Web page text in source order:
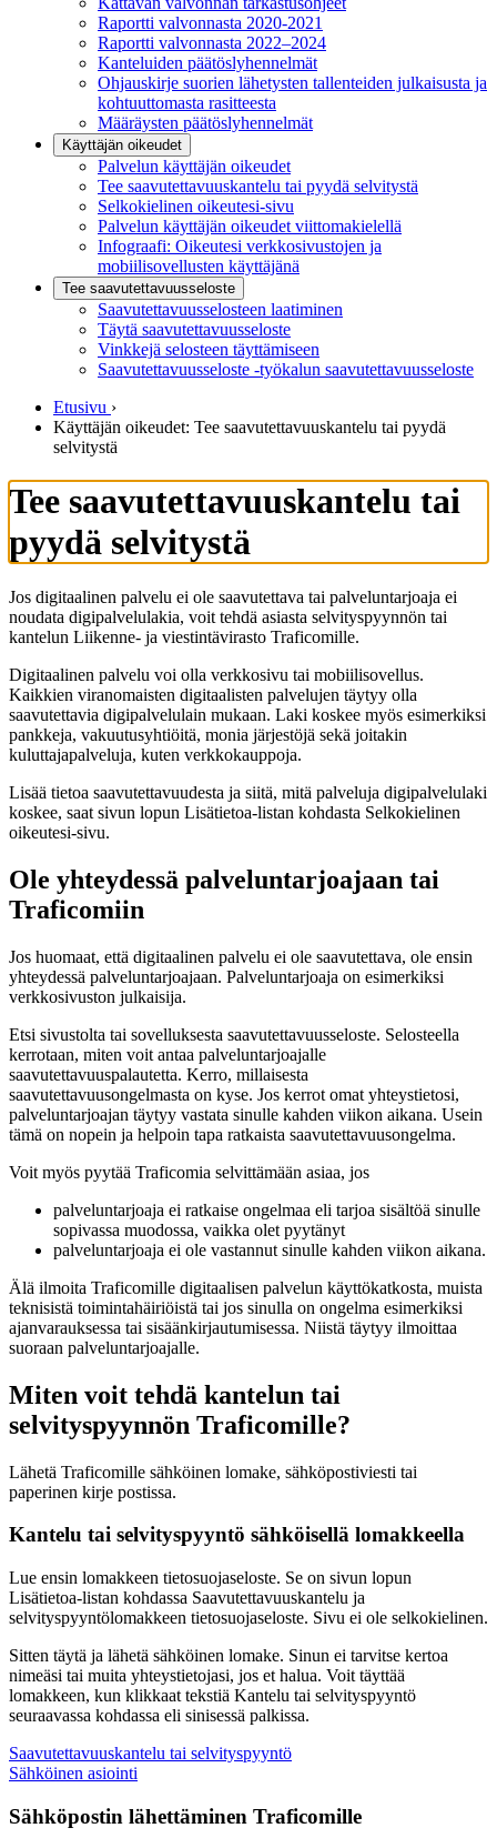
Raportti valvonnasta 2020-2021
Raportti valvonnasta 2022–2024
Kanteluiden päätöslyhennelmät
Ohjauskirje suorien lähetysten tallenteiden julkaisusta ja
kohtuuttomasta rasitteesta
Määräysten päätöslyhennelmät
Käyttäjän oikeudet
Palvelun käyttäjän oikeudet
Tee saavutettavuuskantelu tai pyydä selvitystä
Selkokielinen oikeutesi-sivu
Palvelun käyttäjän oikeudet viittomakielellä
Infograafi: Oikeutesi verkkosivustojen ja
mobiilisovellusten käyttäjänä
Tee saavutettavuusseloste
Saavutettavuus­selosteen laatiminen
Täytä saavutettavuusseloste
Vinkkejä selosteen täyttämiseen
Saavutettavuusseloste -työkalun saavutettavuusseloste
Etusivu ›
Käyttäjän oikeudet: Tee saavutettavuuskantelu tai pyydä
selvitystä
Tee saavutettavuuskantelu tai
pyydä selvitystä
Jos digitaalinen palvelu ei ole saavutettava tai palveluntarjoaja ei
noudata digipalvelulakia, voit tehdä asiasta selvityspyynnön tai
kantelun Liikenne- ja viestintävirasto Traficomille.
Digitaalinen palvelu voi olla verkkosivu tai mobiilisovellus.
Kaikkien viranomaisten digitaalisten palvelujen täytyy olla
saavutettavia digipalvelulain mukaan. Laki koskee myös esimerkiksi
pankkeja, vakuutusyhtiöitä, monia järjestöjä sekä joitakin
kuluttajapalveluja, kuten verkkokauppoja.
Lisää tietoa saavutettavuudesta ja siitä, mitä palveluja digipalvelulaki
koskee, saat sivun lopun Lisätietoa-listan kohdasta Selkokielinen
oikeutesi-sivu.
Ole yhteydessä palveluntarjoajaan tai
Traficomiin
Jos huomaat, että digitaalinen palvelu ei ole saavutettava, ole ensin
yhteydessä palveluntarjoajaan. Palveluntarjoaja on esimerkiksi
verkkosivuston julkaisija.
Etsi sivustolta tai sovelluksesta saavutettavuusseloste. Selosteella
kerrotaan, miten voit antaa palveluntarjoajalle
saavutettavuuspalautetta. Kerro, millaisesta
saavutettavuusongelmasta on kyse. Jos kerrot omat yhteystietosi,
palveluntarjoajan täytyy vastata sinulle kahden viikon aikana. Usein
tämä on nopein ja helpoin tapa ratkaista saavutettavuusongelma.
Voit myös pyytää Traficomia selvittämään asiaa, jos
palveluntarjoaja ei ratkaise ongelmaa eli tarjoa sisältöä sinulle
sopivassa muodossa, vaikka olet pyytänyt
palveluntarjoaja ei ole vastannut sinulle kahden viikon aikana.
Älä ilmoita Traficomille digitaalisen palvelun käyttökatkosta, muista
teknisistä toimintahäiriöistä tai jos sinulla on ongelma esimerkiksi
ajanvarauksessa tai sisäänkirjautumisessa. Niistä täytyy ilmoittaa
suoraan palveluntarjoajalle.
Miten voit tehdä kantelun tai
selvityspyynnön Traficomille?
Lähetä Traficomille sähköinen lomake, sähköpostiviesti tai
paperinen kirje postissa.
Kantelu tai selvityspyyntö sähköisellä lomakkeella
Lue ensin lomakkeen tietosuojaseloste. Se on sivun lopun
Lisätietoa-listan kohdassa Saavutettavuuskantelu ja
selvityspyyntölomakkeen tietosuojaseloste. Sivu ei ole selkokielinen.
Sitten täytä ja lähetä sähköinen lomake. Sinun ei tarvitse kertoa
nimeäsi tai muita yhteystietojasi, jos et halua. Voit täyttää
lomakkeen, kun klikkaat tekstiä Kantelu tai selvityspyyntö
seuraavassa kohdassa eli sinisessä palkissa.
Saavutettavuuskantelu tai selvityspyyntö
Sähköinen asiointi
Sähköpostin lähettäminen Traficomille